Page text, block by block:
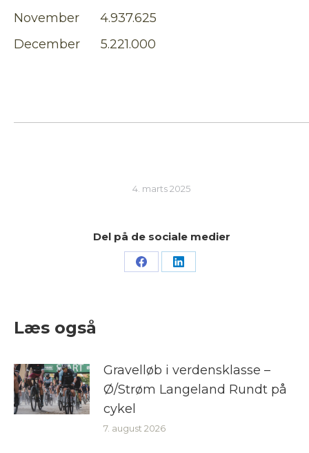
November 4.937.625
December 5.221.000
4. marts 2025
Del på de sociale medier
Share Share
Læs også
Gravelløb i verdensklasse –
Ø/Strøm Langeland Rundt på
cykel
7. august 2026